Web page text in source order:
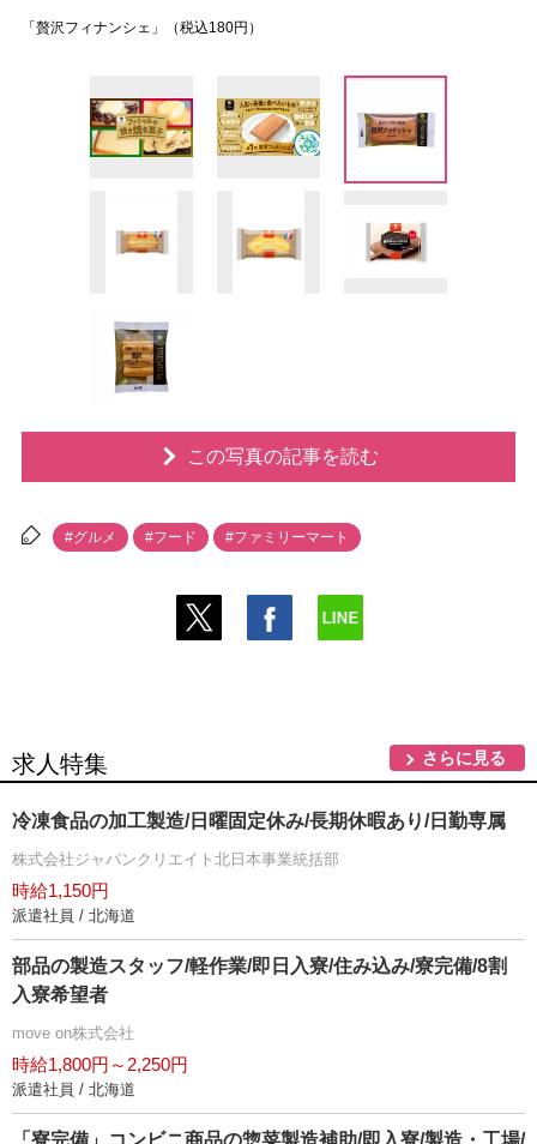
「贅沢フィナンシェ」（税込180円）
この写真の記事を読む
#グルメ #フード #ファミリーマート
求人特集 さらに見る
冷凍食品の加工製造/日曜固定休み/長期休暇あり/日勤専属
株式会社ジャパンクリエイト北日本事業統括部
時給1,150円
派遣社員 / 北海道
部品の製造スタッフ/軽作業/即日入寮/住み込み/寮完備/8割
入寮希望者
move on株式会社
時給1,800円～2,250円
派遣社員 / 北海道